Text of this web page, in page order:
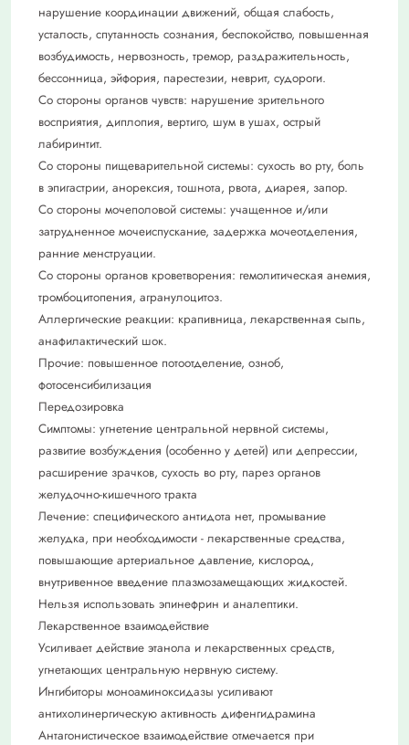
нарушение координации движений, общая слабость,
усталость, спутанность сознания, беспокойство, повышенная
возбудимость, нервозность, тремор, раздражительность,
бессонница, эйфория, парестезии, неврит, судороги.
Со стороны органов чувств: нарушение зрительного
восприятия, диплопия, вертиго, шум в ушах, острый
лабиринтит.
Со стороны пищеварительной системы: сухость во рту, боль
в эпигастрии, анорексия, тошнота, рвота, диарея, запор.
Со стороны мочеполовой системы: учащенное и/или
затрудненное мочеиспускание, задержка мочеотделения,
ранние менструации.
Со стороны органов кроветворения: гемолитическая анемия,
тромбоцитопения, агранулоцитоз.
Аллергические реакции: крапивница, лекарственная сыпь,
анафилактический шок.
Прочие: повышенное потоотделение, озноб,
фотосенсибилизация
Передозировка
Симптомы: угнетение центральной нервной системы,
развитие возбуждения (особенно у детей) или депрессии,
расширение зрачков, сухость во рту, парез органов
желудочно-кишечного тракта
Лечение: специфического антидота нет, промывание
желудка, при необходимости - лекарственные средства,
повышающие артериальное давление, кислород,
внутривенное введение плазмозамещающих жидкостей.
Нельзя использовать эпинефрин и аналептики.
Лекарственное взаимодействие
Усиливает действие этанола и лекарственных средств,
угнетающих центральную нервную систему.
Ингибиторы моноаминоксидазы усиливают
антихолинергическую активность дифенгидрамина
Антагонистическое взаимодействие отмечается при